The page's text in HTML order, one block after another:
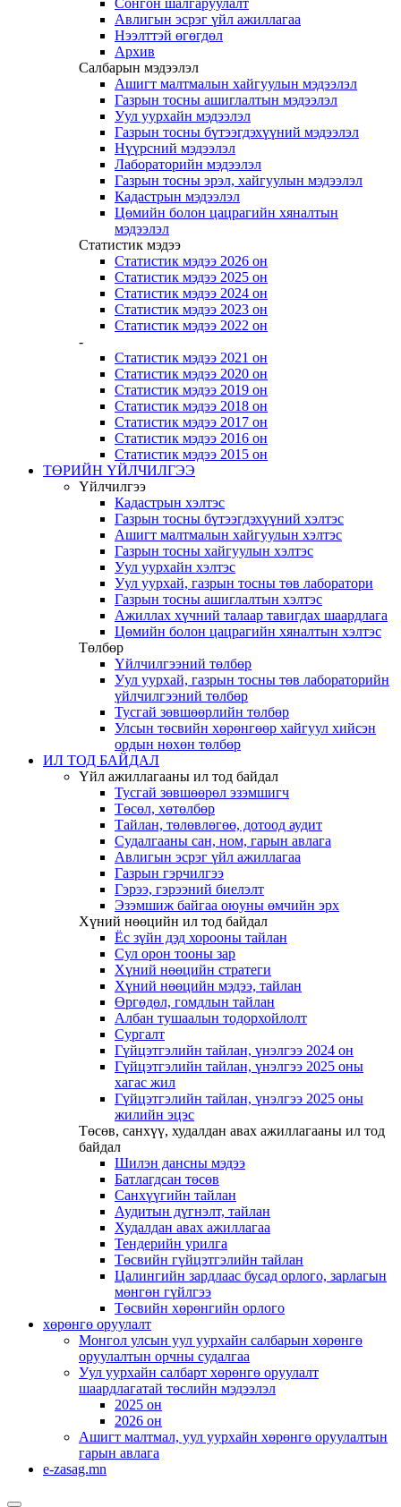
Сонгон шалгаруулалт
Авлигын эсрэг үйл ажиллагаа
Нээлттэй өгөгдөл
Архив
Салбарын мэдээлэл
Ашигт малтмалын хайгуулын мэдээлэл
Газрын тосны ашиглалтын мэдээлэл
Уул уурхайн мэдээлэл
Газрын тосны бүтээгдэхүүний мэдээлэл
Нүүрсний мэдээлэл
Лабораторийн мэдээлэл
Газрын тосны эрэл, хайгуулын мэдээлэл
Кадастрын мэдээлэл
Цөмийн болон цацрагийн хяналтын
мэдээлэл
Статистик мэдээ
Статистик мэдээ 2026 он
Статистик мэдээ 2025 он
Статистик мэдээ 2024 он
Статистик мэдээ 2023 он
Статистик мэдээ 2022 он
-
Статистик мэдээ 2021 он
Статистик мэдээ 2020 он
Статистик мэдээ 2019 он
Статистик мэдээ 2018 он
Статистик мэдээ 2017 он
Статистик мэдээ 2016 он
Статистик мэдээ 2015 он
ТӨРИЙН ҮЙЛЧИЛГЭЭ
Үйлчилгээ
Кадастрын хэлтэс
Газрын тосны бүтээгдэхүүний хэлтэс
Ашигт малтмалын хайгуулын хэлтэс
Газрын тосны хайгуулын хэлтэс
Уул уурхайн хэлтэс
Уул уурхай, газрын тосны төв лаборатори
Газрын тосны ашиглалтын хэлтэс
Ажиллах хүчний талаар тавигдах шаардлага
Цөмийн болон цацрагийн хяналтын хэлтэс
Төлбөр
Үйлчилгээний төлбөр
Уул уурхай, газрын тосны төв лабораторийн
үйлчилгээний төлбөр
Тусгай зөвшөөрлийн төлбөр
Улсын төсвийн хөрөнгөөр хайгуул хийсэн
ордын нөхөн төлбөр
ИЛ ТОД БАЙДАЛ
Үйл ажиллагааны ил тод байдал
Тусгай зөвшөөрөл эзэмшигч
Төсөл, хөтөлбөр
Тайлан, төлөвлөгөө, дотоод аудит
Судалгааны сан, ном, гарын авлага
Авлигын эсрэг үйл ажиллагаа
Газрын гэрчилгээ
Гэрээ, гэрээний биелэлт
Эзэмшиж байгаа оюуны өмчийн эрх
Хүний нөөцийн ил тод байдал
Ёс зүйн дэд хорооны тайлан
Сул орон тооны зар
Хүний нөөцийн стратеги
Хүний нөөцийн мэдээ, тайлан
Өргөдөл, гомдлын тайлан
Албан тушаалын тодорхойлолт
Сургалт
Гүйцэтгэлийн тайлан, үнэлгээ 2024 он
Гүйцэтгэлийн тайлан, үнэлгээ 2025 оны
хагас жил
Гүйцэтгэлийн тайлан, үнэлгээ 2025 оны
жилийн эцэс
Төсөв, санхүү, худалдан авах ажиллагааны ил тод
байдал
Шилэн дансны мэдээ
Батлагдсан төсөв
Санхүүгийн тайлан
Аудитын дүгнэлт, тайлан
Худалдан авах ажиллагаа
Тендерийн урилга
Төсвийн гүйцэтгэлийн тайлан
Цалингийн зардлаас бусад орлого, зарлагын
мөнгөн гүйлгээ
Төсвийн хөрөнгийн орлого
хөрөнгө оруулалт
Монгол улсын уул уурхайн салбарын хөрөнгө
оруулалтын орчны судалгаа
Уул уурхайн салбарт хөрөнгө оруулалт
шаардлагатай төслийн мэдээлэл
2025 он
2026 он
Ашигт малтмал, уул уурхайн хөрөнгө оруулалтын
гарын авлага
e-zasag.mn